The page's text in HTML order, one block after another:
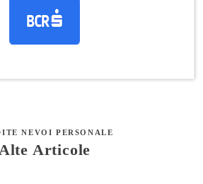
NEVOI PERSONALE
Alte Articole